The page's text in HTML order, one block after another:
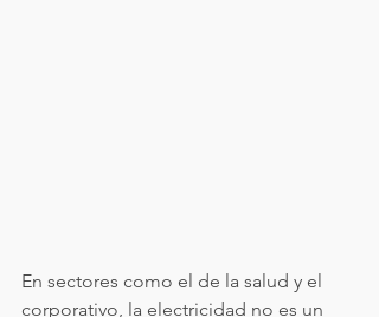
En sectores como el de la salud y el
corporativo, la electricidad no es un